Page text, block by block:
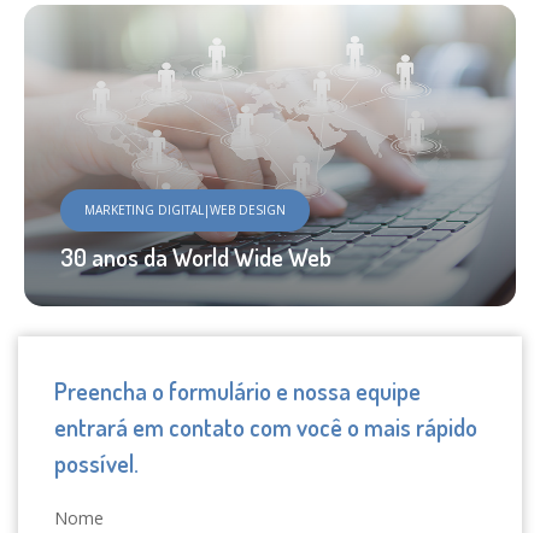
MARKETING DIGITAL|WEB DESIGN
30 anos da World Wide Web
Preencha o formulário e nossa equipe
entrará em contato com você o mais rápido
possível.
Nome